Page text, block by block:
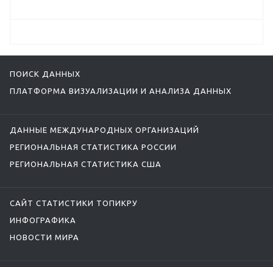
ПОИСК ДАННЫХ
ПЛАТФОРМА ВИЗУАЛИЗАЦИИ И АНАЛИЗА ДАННЫХ
ДАННЫЕ МЕЖДУНАРОДНЫХ ОРГАНИЗАЦИЙ
РЕГИОНАЛЬНАЯ СТАТИСТИКА РОССИИ
РЕГИОНАЛЬНАЯ СТАТИСТИКА США
САЙТ СТАТИСТИКИ ТОПИКРУ
ИНФОГРАФИКА
НОВОСТИ МИРА